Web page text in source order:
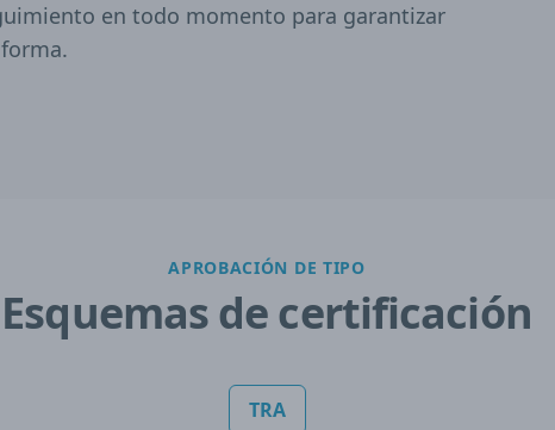
en todo momento para garantizar
APROBACIÓN DE TIPO
Esquemas de certificación
TRA